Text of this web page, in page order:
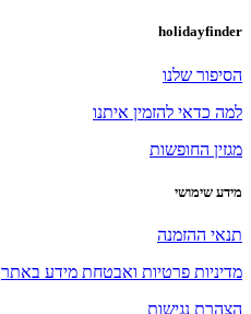
holidayfinder
הסיפור שלנו
למה כדאי להזמין איתנו
מגזין החופשות
מידע שימושי
תנאי ההזמנה
מדיניות פרטיות ואבטחת מידע באתר
הצהרת נגישות